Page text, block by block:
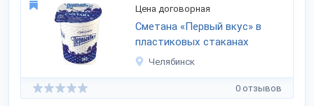
Цена договорная
Сметана «Первый вкус» в
пластиковых стаканах
Челябинск
0 отзывов